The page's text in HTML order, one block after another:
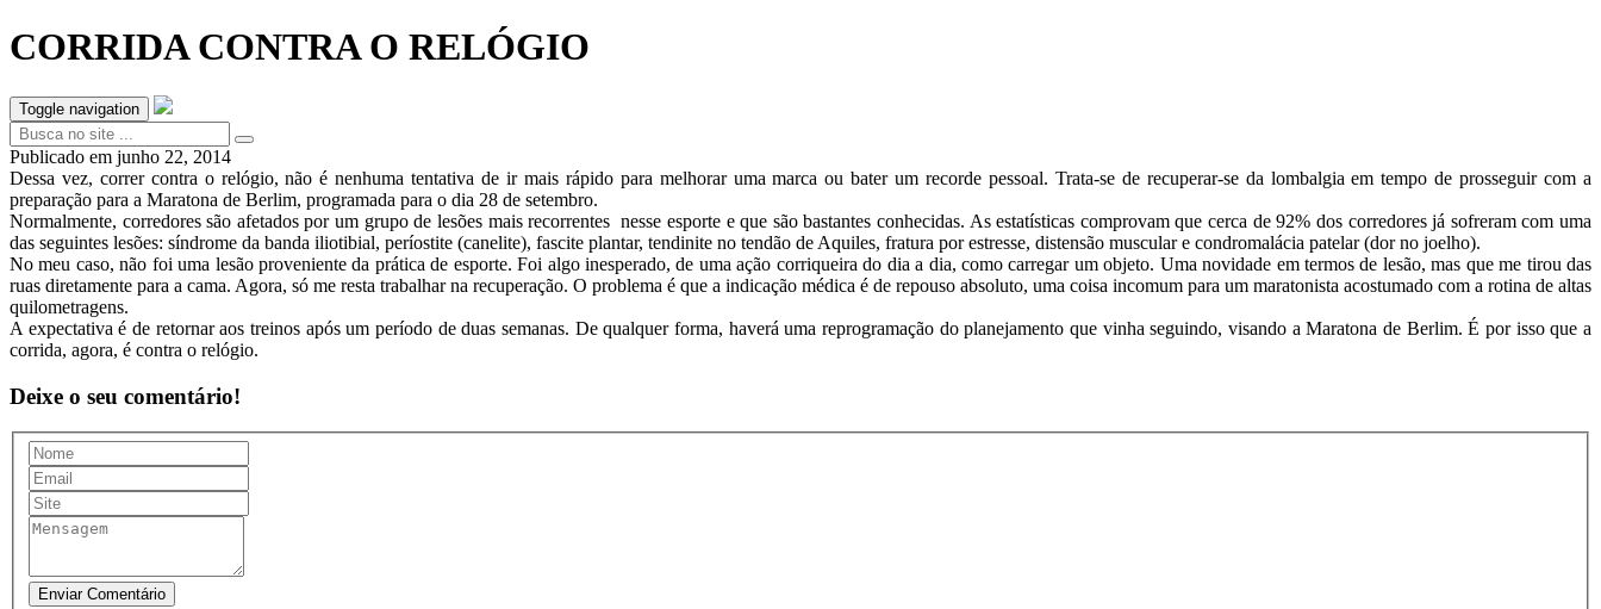
CORRIDA CONTRA O RELÓGIO
Toggle navigation
Publicado em junho 22, 2014
Dessa vez, correr contra o relógio, não é nenhuma tentativa de ir mais rápido para melhorar uma marca ou bater um recorde pessoal. Trata-se de recuperar-se da lombalgia em tempo de prosseguir com a
preparação para a Maratona de Berlim, programada para o dia 28 de setembro.
Normalmente, corredores são afetados por um grupo de lesões mais recorrentes nesse esporte e que são bastantes conhecidas. As estatísticas comprovam que cerca de 92% dos corredores já sofreram com uma
das seguintes lesões: síndrome da banda iliotibial, períostite (canelite), fascite plantar, tendinite no tendão de Aquiles, fratura por estresse, distensão muscular e condromalácia patelar (dor no joelho).
No meu caso, não foi uma lesão proveniente da prática de esporte. Foi algo inesperado, de uma ação corriqueira do dia a dia, como carregar um objeto. Uma novidade em termos de lesão, mas que me tirou das
ruas diretamente para a cama. Agora, só me resta trabalhar na recuperação. O problema é que a indicação médica é de repouso absoluto, uma coisa incomum para um maratonista acostumado com a rotina de altas
quilometragens.
A expectativa é de retornar aos treinos após um período de duas semanas. De qualquer forma, haverá uma reprogramação do planejamento que vinha seguindo, visando a Maratona de Berlim. É por isso que a
corrida, agora, é contra o relógio.
Deixe o seu comentário!